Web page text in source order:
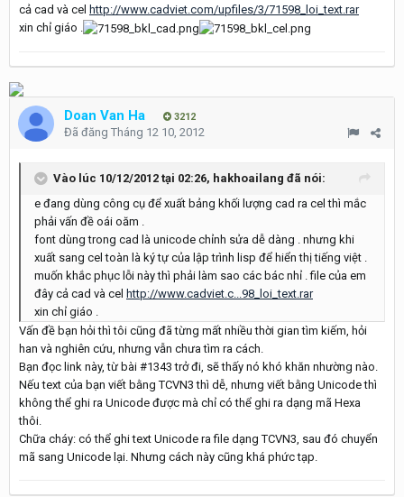
cả cad và cel http://www.cadviet.com/upfiles/3/71598_loi_text.rar
xin chỉ giáo .
Doan Van Ha 3212
Đã đăng Tháng 12 10, 2012
Vào lúc 10/12/2012 tại 02:26, hakhoailang đã nói:
e đang dùng công cụ để xuất bảng khối lượng cad ra cel thì mắc
phải vấn đề oái oăm .
font dùng trong cad là unicode chỉnh sửa dễ dàng . nhưng khi
xuất sang cel toàn là ký tự của lập trình lisp để hiển thị tiếng việt .
muốn khắc phục lỗi này thì phải làm sao các bác nhỉ . file của em
đây cả cad và cel http://www.cadviet.c...98_loi_text.rar
xin chỉ giáo .
Vấn đề bạn hỏi thì tôi cũng đã từng mất nhiều thời gian tìm kiếm, hỏi
han và nghiên cứu, nhưng vẫn chưa tìm ra cách.
Bạn đọc link này, từ bài #1343 trở đi, sẽ thấy nó khó khăn nhường nào.
Nếu text của bạn viết bằng TCVN3 thì dễ, nhưng viết bằng Unicode thì
không thể ghi ra Unicode được mà chỉ có thể ghi ra dạng mã Hexa
thôi.
Chữa cháy: có thể ghi text Unicode ra file dạng TCVN3, sau đó chuyển
mã sang Unicode lại. Nhưng cách này cũng khá phức tạp.